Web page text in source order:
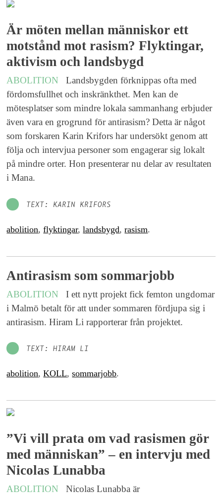
Är möten mellan människor ett
motstånd mot rasism? Flyktingar,
aktivism och landsbygd
ABOLITION
Landsbygden förknippas ofta med
fördomsfullhet och inskränkthet. Men kan de
mötesplatser som mindre lokala sammanhang erbjuder
även vara en grogrund för antirasism? Detta är något
som forskaren Karin Krifors har undersökt genom att
följa och intervjua personer som engagerar sig lokalt
på mindre orter. Hon presenterar nu delar av resultaten
i Mana.
TEXT: KARIN KRIFORS
abolition,flyktingar,landsbygd,rasism.
Antirasism som sommarjobb
ABOLITION
I ett nytt projekt fick femton ungdomar
i Malmö betalt för att under sommaren fördjupa sig i
antirasism. Hiram Li rapporterar från projektet.
TEXT: HIRAM LI
abolition,KOLL,sommarjobb.
”Vi vill prata om vad rasismen gör
med människan” – en intervju med
Nicolas Lunabba
ABOLITION
Nicolas Lunabba är